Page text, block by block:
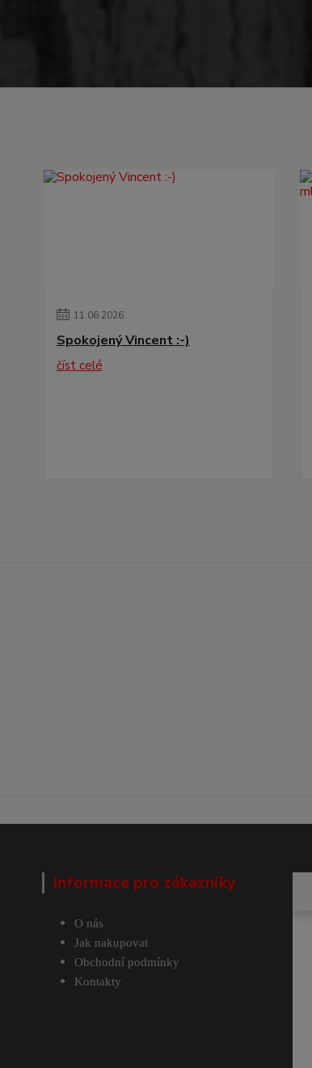
11.06.2026
Spokojený Vincent :-)
číst celé
Informace pro zákazníky
O nás
Jak nakupovat
Obchodní podmínky
Kontakty